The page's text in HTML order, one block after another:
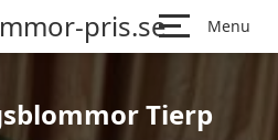
pris.se Menu
Tierp